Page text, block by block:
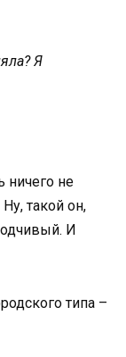
Я
ничего не
такой он,
И
типа –